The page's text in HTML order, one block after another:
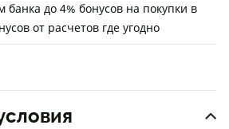
до 4% бонусов на покупки в
от расчетов где угодно